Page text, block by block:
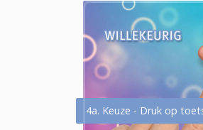
4a. Keuze - Druk op